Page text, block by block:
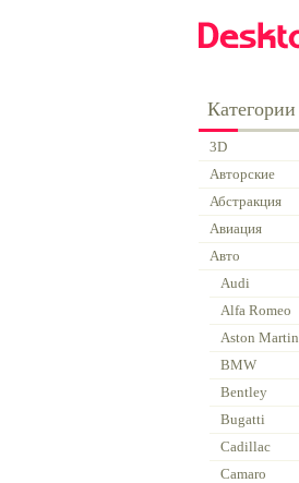
Категории
3D
Авторские
Абстракция
Авиация
Авто
Audi
Alfa Romeo
Aston Martin
BMW
Bentley
Bugatti
Cadillac
Camaro